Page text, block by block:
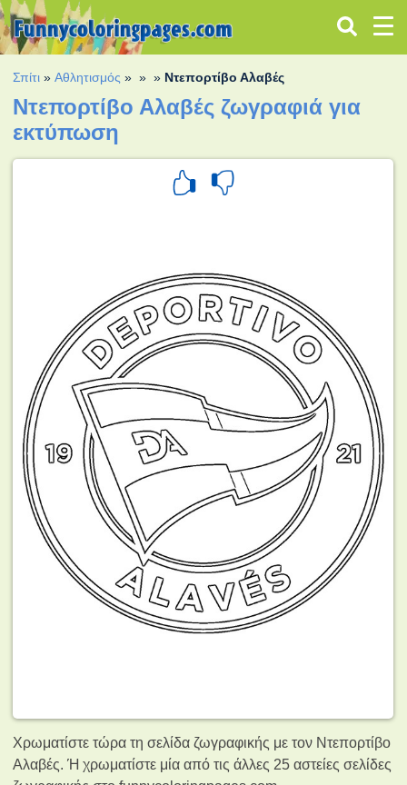
Σπίτι »Αθλητισμός » » » Ντεπορτίβο Αλαβές
Ντεπορτίβο Αλαβές ζωγραφιά για
εκτύπωση
Χρωματίστε τώρα τη σελίδα ζωγραφικής με τον Ντεπορτίβο
Αλαβές. Ή χρωματίστε μία από τις άλλες 25 αστείες σελίδες